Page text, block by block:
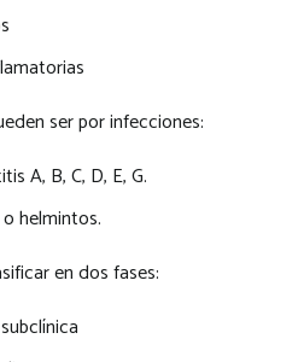
ser por infecciones:
A, B, C, D, E, G.
helmintos.
en dos fases: